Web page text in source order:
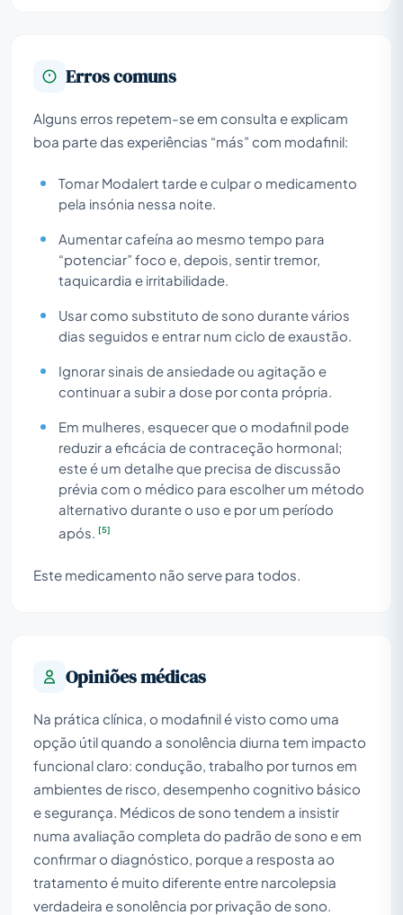
Erros comuns
Alguns erros repetem-se em consulta e explicam
boa parte das experiências “más” com modafinil:
Tomar Modalert tarde e culpar o medicamento
pela insónia nessa noite.
Aumentar cafeína ao mesmo tempo para
“potenciar” foco e, depois, sentir tremor,
taquicardia e irritabilidade.
Usar como substituto de sono durante vários
dias seguidos e entrar num ciclo de exaustão.
Ignorar sinais de ansiedade ou agitação e
continuar a subir a dose por conta própria.
Em mulheres, esquecer que o modafinil pode
reduzir a eficácia de contraceção hormonal;
este é um detalhe que precisa de discussão
prévia com o médico para escolher um método
alternativo durante o uso e por um período
após.
[5]
Este medicamento não serve para todos.
Opiniões médicas
Na prática clínica, o modafinil é visto como uma
opção útil quando a sonolência diurna tem impacto
funcional claro: condução, trabalho por turnos em
ambientes de risco, desempenho cognitivo básico
e segurança. Médicos de sono tendem a insistir
numa avaliação completa do padrão de sono e em
confirmar o diagnóstico, porque a resposta ao
tratamento é muito diferente entre narcolepsia
verdadeira e sonolência por privação de sono.